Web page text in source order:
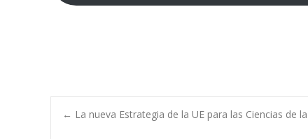
Navegación
← La nueva Estrategia de la UE para las Ciencias de